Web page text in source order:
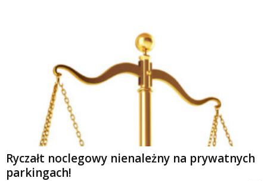
Ryczałt noclegowy nienależny na prywatnych
parkingach!